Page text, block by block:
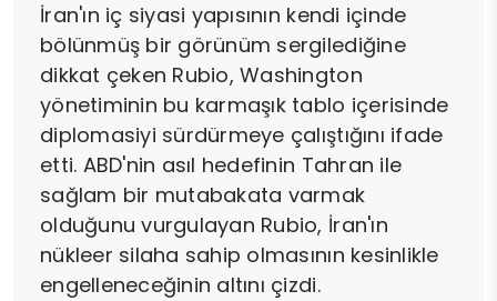
İran'ın iç siyasi yapısının kendi içinde
bölünmüş bir görünüm sergilediğine
dikkat çeken Rubio, Washington
yönetiminin bu karmaşık tablo içerisinde
diplomasiyi sürdürmeye çalıştığını ifade
etti. ABD'nin asıl hedefinin Tahran ile
sağlam bir mutabakata varmak
olduğunu vurgulayan Rubio, İran'ın
nükleer silaha sahip olmasının kesinlikle
engelleneceğinin altını çizdi.